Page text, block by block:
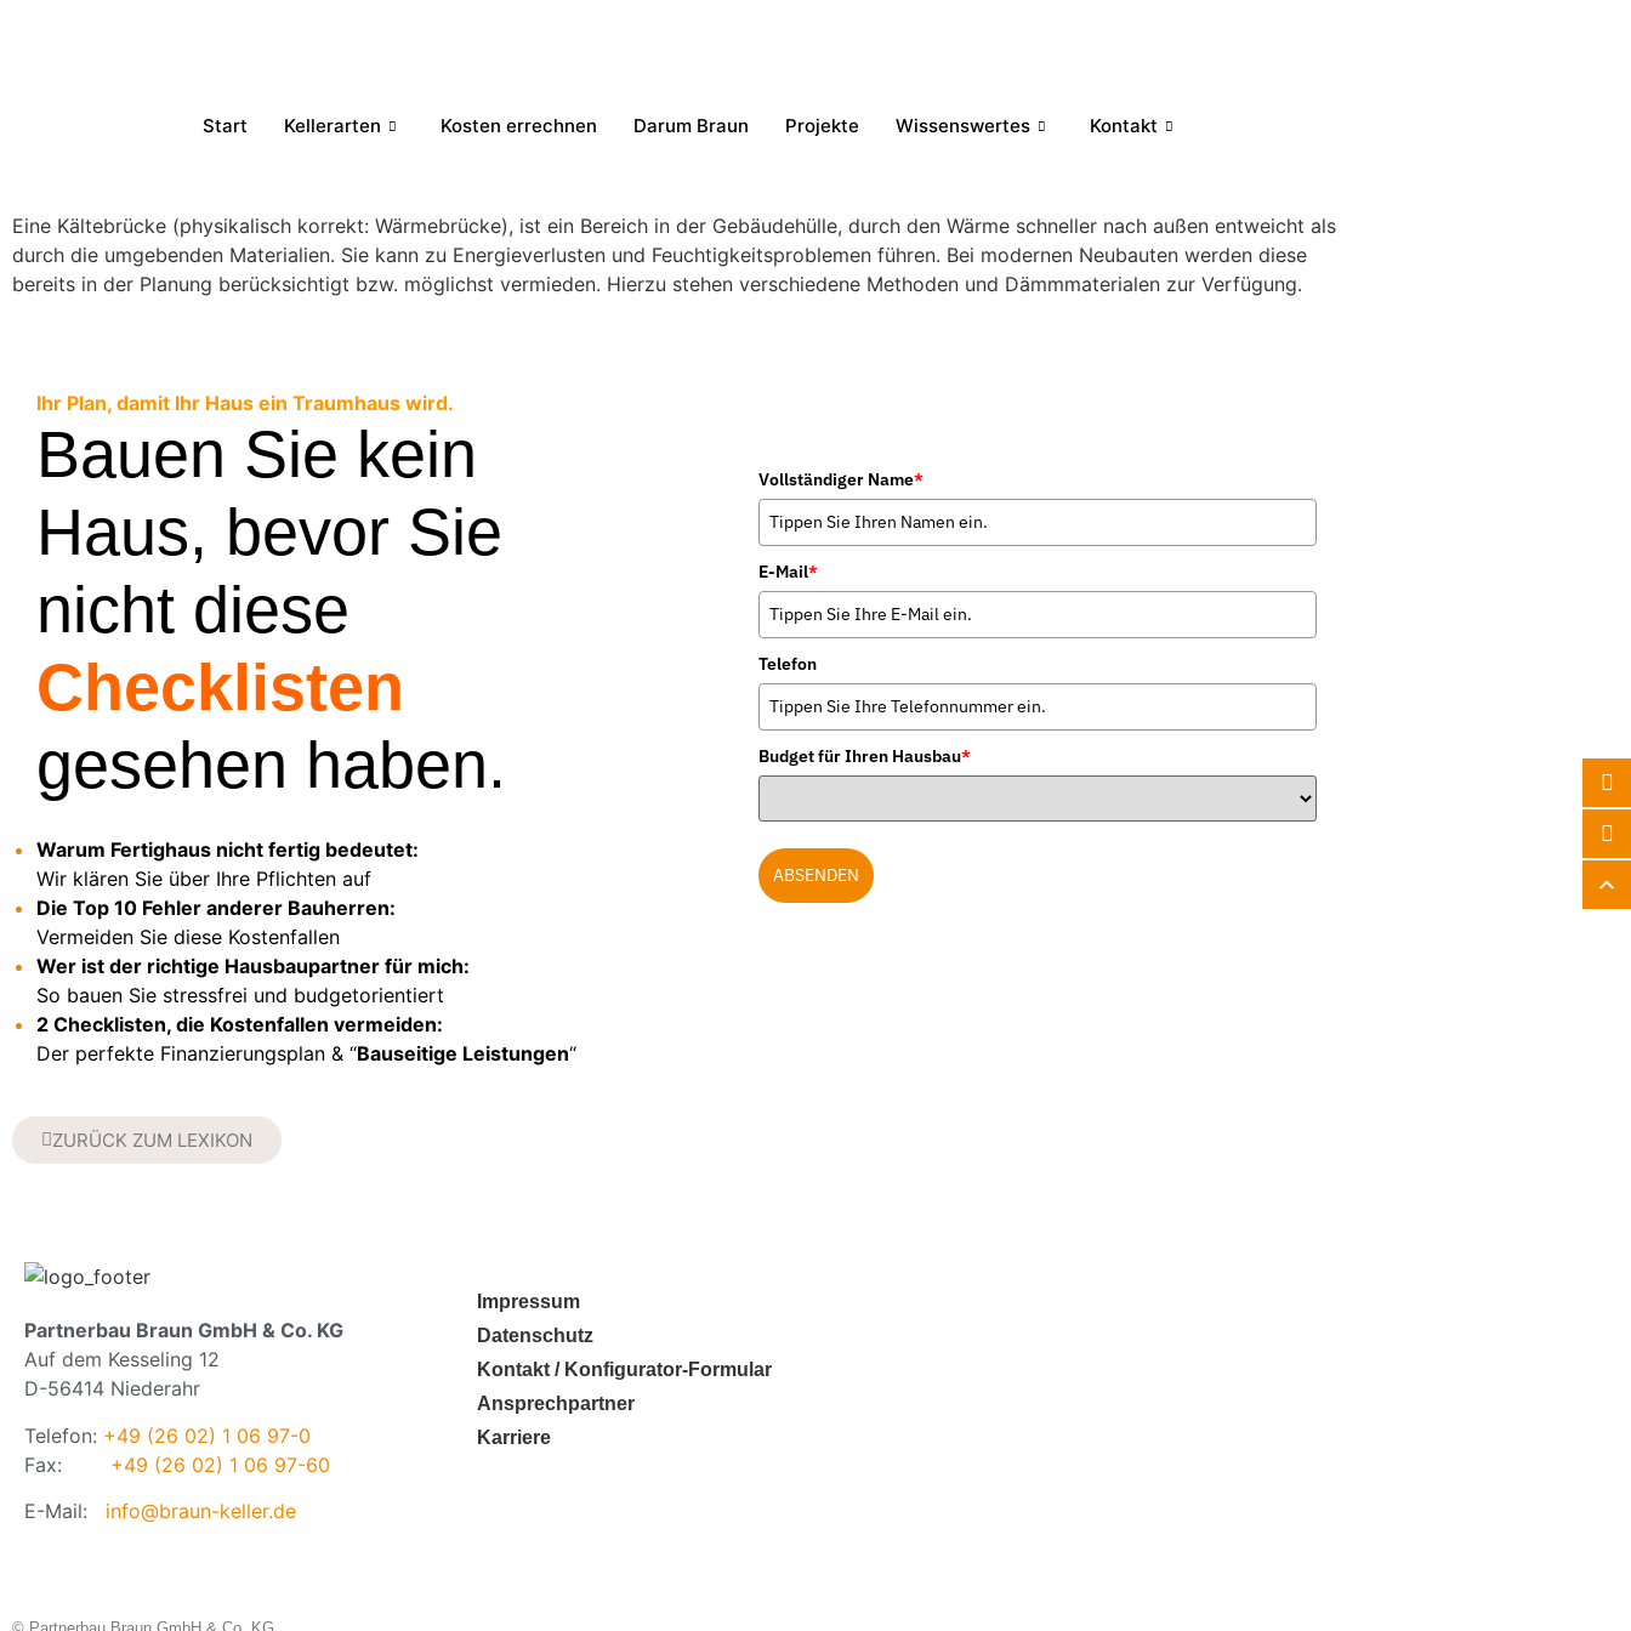
Start Kellerarten Kosten errechnen Darum Braun Projekte Wissenswertes Kontakt
Eine Kältebrücke (physikalisch korrekt: Wärmebrücke), ist ein Bereich in der Gebäudehülle, durch den Wärme schneller nach außen entweicht als
durch die umgebenden Materialien. Sie kann zu Energieverlusten und Feuchtigkeitsproblemen führen. Bei modernen Neubauten werden diese
bereits in der Planung berücksichtigt bzw. möglichst vermieden. Hierzu stehen verschiedene Methoden und Dämmmaterialen zur Verfügung.
Ihr Plan, damit Ihr Haus ein Traumhaus wird.
Bauen Sie kein
Haus, bevor Sie
nicht diese
Checklisten
gesehen haben.
Warum Fertighaus nicht fertig bedeutet:
Wir klären Sie über Ihre Pflichten auf
Die Top 10 Fehler anderer Bauherren:
Vermeiden Sie diese Kostenfallen
Wer ist der richtige Hausbaupartner für mich:
So bauen Sie stressfrei und budgetorientiert
2 Checklisten, die Kostenfallen vermeiden:
Der perfekte Finanzierungsplan & “Bauseitige Leistungen“
Vollständiger Name*
E-Mail*
Telefon
Budget für Ihren Hausbau*
ABSENDEN
ZURÜCK ZUM LEXIKON
Partnerbau Braun GmbH & Co. KG
Auf dem Kesseling 12
D-56414 Niederahr
Telefon: +49 (26 02) 1 06 97-0
Fax: +49 (26 02) 1 06 97-60
E-Mail: info@braun-keller.de
Impressum
Datenschutz
Kontakt / Konfigurator-Formular
Ansprechpartner
Karriere